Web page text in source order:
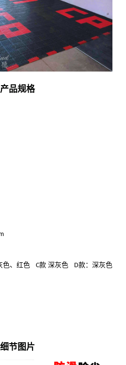
产品规格
色、红色C款 深灰色 D款：深灰色
细节图片